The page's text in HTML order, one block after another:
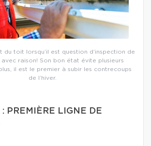
du toit lorsqu’il est question d’inspection de
avec raison! Son bon état évite plusieurs
il est le premier à subir les contrecoups
de l’hiver.
: PREMIÈRE LIGNE DE